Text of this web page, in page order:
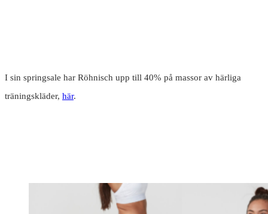
I sin springsale har Röhnisch upp till 40% på massor av härliga
träningskläder, här.